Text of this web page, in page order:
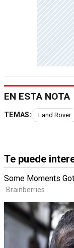
EN ESTA NOTA
TEMAS: Land Rover